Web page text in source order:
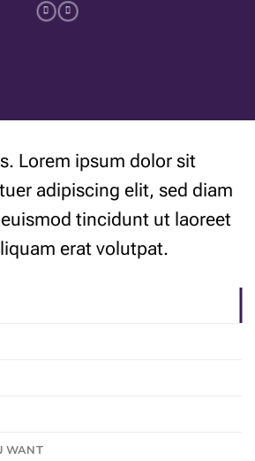
Lorem ipsum dolor sit
adipiscing elit, sed diam
tincidunt ut laoreet
erat volutpat.
WANT